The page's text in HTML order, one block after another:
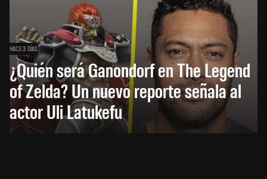
HACE 3 DÍAS
¿Quién será Ganondorf en The Legend
of Zelda? Un nuevo reporte señala al
actor Uli Latukefu